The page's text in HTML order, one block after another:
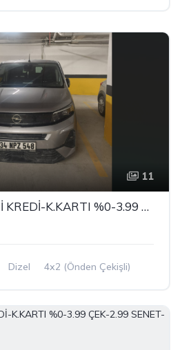
11
TAMAMINA TİCARİ KREDİ-K.KARTI %0-3.99 ÇEK-2.99 SENET-ÇKS SATIŞ
Dizel 4x2 (Önden Çekişli)